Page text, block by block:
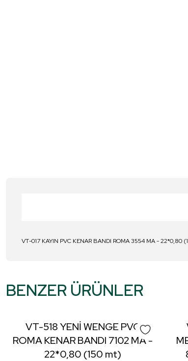
VT-017 KAYIN PVC KENAR BANDI ROMA 3554 MA - 22*0,80
Ürün bilgilerinde hatalar bulunuyor.
Ürün fiyatı diğer sitelerden daha pahalı.
Bu ürüne benzer farklı alternatifler olmalı.
BENZER ÜRÜNLER
VT-518 YENİ WENGE PVC
ROMA KENAR BANDI 7102 MA -
22*0,80 (150 mt)